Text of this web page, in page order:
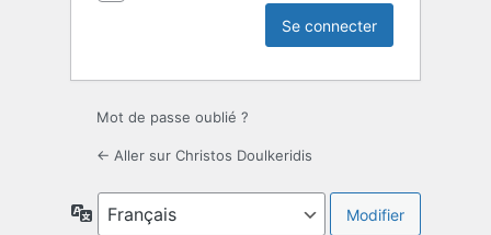
Mot de passe oublié ?
← Aller sur Christos Doulkeridis
Langue